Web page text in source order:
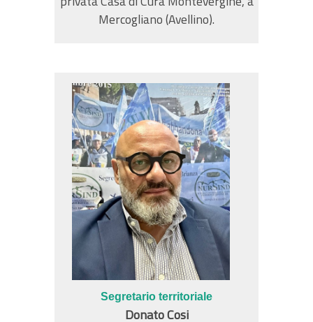
Mercogliano (Avellino).
Segretario territoriale
Donato Cosi